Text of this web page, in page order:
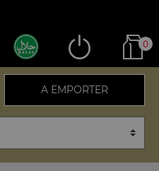
0
A EMPORTER